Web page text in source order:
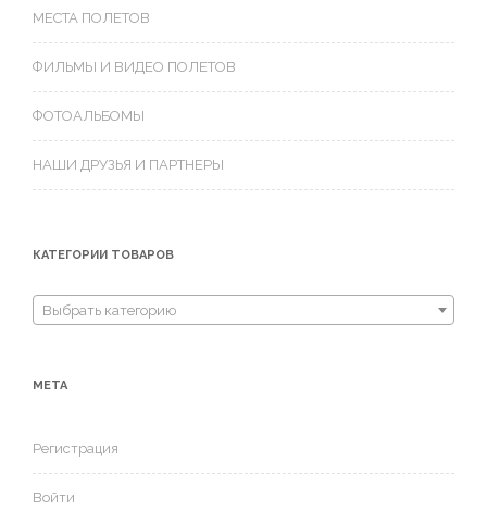
МЕСТА ПОЛЕТОВ
ФИЛЬМЫ И ВИДЕО ПОЛЕТОВ
ФОТОАЛЬБОМЫ
НАШИ ДРУЗЬЯ И ПАРТНЕРЫ
КАТЕГОРИИ ТОВАРОВ
Выбрать категорию
МЕТА
Регистрация
Войти